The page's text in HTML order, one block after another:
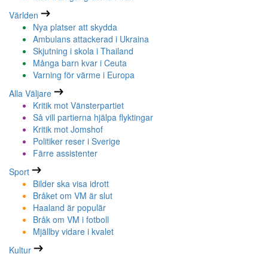
Världen
Nya platser att skydda
Ambulans attackerad i Ukraina
Skjutning i skola i Thailand
Många barn kvar i Ceuta
Varning för värme i Europa
Alla Väljare
Kritik mot Vänsterpartiet
Så vill partierna hjälpa flyktingar
Kritik mot Jomshof
Politiker reser i Sverige
Färre assistenter
Sport
Bilder ska visa idrott
Bråket om VM är slut
Haaland är populär
Bråk om VM i fotboll
Mjällby vidare i kvalet
Kultur